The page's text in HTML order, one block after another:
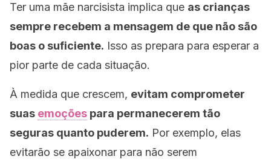
Ter uma mãe narcisista implica que as crianças
sempre recebem a mensagem de que não são
boas o suficiente. Isso as prepara para esperar a
pior parte de cada situação.
À medida que crescem, evitam comprometer
suas emoções para permanecerem tão
seguras quanto puderem. Por exemplo, elas
evitarão se apaixonar para não serem